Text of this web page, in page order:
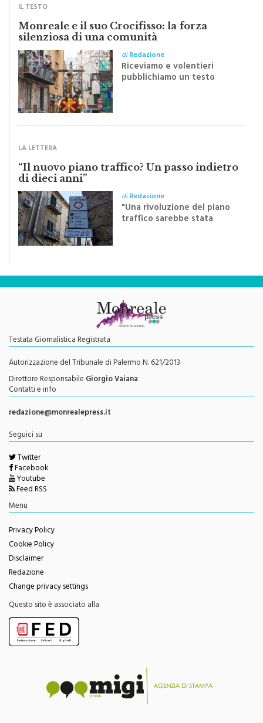
Monreale e il suo Crocifisso: la forza
silenziosa di una comunità
diRedazione
Riceviamo e volentieri
pubblichiamo un testo
inviato dalla scrittrice
monrealese Mariella
“Il nuovo piano traffico? Un passo indietro
di dieci anni”
"Una rivoluzione del piano
traffico sarebbe stata
efficace se preceduta da
una rivoluzione culturale"
Testata Giornalistica Registrata
Autorizzazione del Tribunale di Palermo N. 621/2013
Direttore ResponsabileGiorgio Vaiana
Contatti e info
redazione@monrealepress.it
Twitter
Facebook
Youtube
Feed RSS
Menu
Privacy Policy
Cookie Policy
Disclaimer
Redazione
Change privacy settings
Questo sito è associato alla